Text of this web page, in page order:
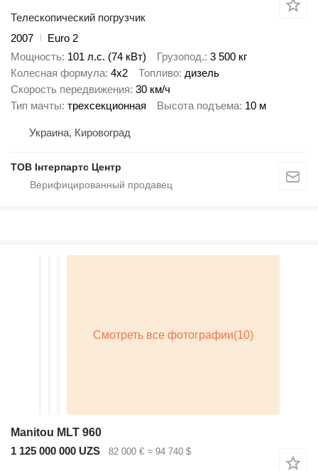
Телескопический погрузчик
2007
Euro 2
Мощность 101 л.с. (74 кВт) Грузопод. 3 500 кг
Колесная формула 4x2 Топливо дизель
Скорость передвижения 30 км/ч
Тип мачты трехсекционная Высота подъема 10 м
Украина, Кировоград
ТОВ Інтерпартс Центр
Manitou MLT 960
1 125 000 000 UZS
82 000 € ≈ 94 740 $